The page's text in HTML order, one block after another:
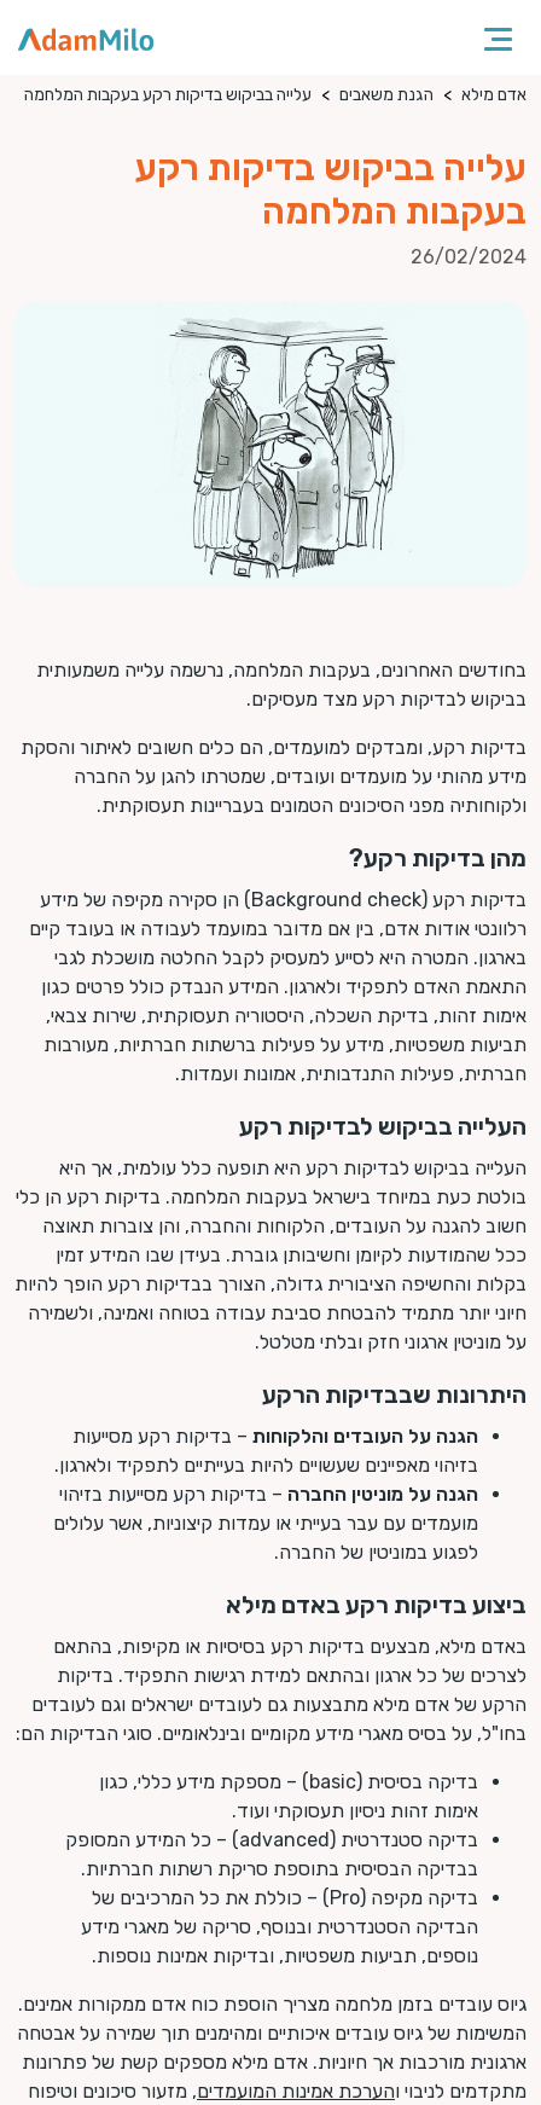
אדם מילא הגנת משאבים עלייה בביקוש בדיקות רקע בעקבות המלחמה
עלייה בביקוש בדיקות רקע
בעקבות המלחמה
26/02/2024
בחודשים האחרונים, בעקבות המלחמה, נרשמה עלייה משמעותית
בביקוש לבדיקות רקע מצד מעסיקים.
בדיקות רקע, ומבדקים למועמדים, הם כלים חשובים לאיתור והסקת
מידע מהותי על מועמדים ועובדים, שמטרתו להגן על החברה
ולקוחותיה מפני הסיכונים הטמונים בעבריינות תעסוקתית.
מהן בדיקות רקע?
בדיקות רקע (Background check) הן סקירה מקיפה של מידע
רלוונטי אודות אדם, בין אם מדובר במועמד לעבודה או בעובד קיים
בארגון. המטרה היא לסייע למעסיק לקבל החלטה מושכלת לגבי
התאמת האדם לתפקיד ולארגון. המידע הנבדק כולל פרטים כגון
אימות זהות, בדיקת השכלה, היסטוריה תעסוקתית, שירות צבאי,
תביעות משפטיות, מידע על פעילות ברשתות חברתיות, מעורבות
חברתית, פעילות התנדבותית, אמונות ועמדות.
העלייה בביקוש לבדיקות רקע
העלייה בביקוש לבדיקות רקע היא תופעה כלל עולמית, אך היא
בולטת כעת במיוחד בישראל בעקבות המלחמה. בדיקות רקע הן כלי
חשוב להגנה על העובדים, הלקוחות והחברה, והן צוברות תאוצה
ככל שהמודעות לקיומן וחשיבותן גוברת. בעידן שבו המידע זמין
בקלות והחשיפה הציבורית גדולה, הצורך בבדיקות רקע הופך להיות
חיוני יותר מתמיד להבטחת סביבת עבודה בטוחה ואמינה, ולשמירה
על מוניטין ארגוני חזק ובלתי מטלטל.
היתרונות שבבדיקות הרקע
הגנה על העובדים והלקוחות – בדיקות רקע מסייעות
בזיהוי מאפיינים שעשויים להיות בעייתיים לתפקיד ולארגון.
הגנה על מוניטין החברה – בדיקות רקע מסייעות בזיהוי
מועמדים עם עבר בעייתי או עמדות קיצוניות, אשר עלולים
לפגוע במוניטין של החברה.
ביצוע בדיקות רקע באדם מילא
באדם מילא, מבצעים בדיקות רקע בסיסיות או מקיפות, בהתאם
לצרכים של כל ארגון ובהתאם למידת רגישות התפקיד. בדיקות
הרקע של אדם מילא מתבצעות גם לעובדים ישראלים וגם לעובדים
בחו"ל, על בסיס מאגרי מידע מקומיים ובינלאומיים. סוגי הבדיקות הם:
בדיקה בסיסית (basic) – מספקת מידע כללי, כגון
אימות זהות ניסיון תעסוקתי ועוד.
בדיקה סטנדרטית (advanced) – כל המידע המסופק
בבדיקה הבסיסית בתוספת סריקת רשתות חברתיות.
בדיקה מקיפה (Pro) – כוללת את כל המרכיבים של
הבדיקה הסטנדרטית ובנוסף, סריקה של מאגרי מידע
נוספים, תביעות משפטיות, ובדיקות אמינות נוספות.
גיוס עובדים בזמן מלחמה מצריך הוספת כוח אדם ממקורות אמינים.
המשימות של גיוס עובדים איכותיים ומהימנים תוך שמירה על אבטחה
ארגונית מורכבות אך חיוניות. אדם מילא מספקים קשת של פתרונות
מתקדמים לניבוי והערכת אמינות המועמדים, מזעור סיכונים וטיפוח